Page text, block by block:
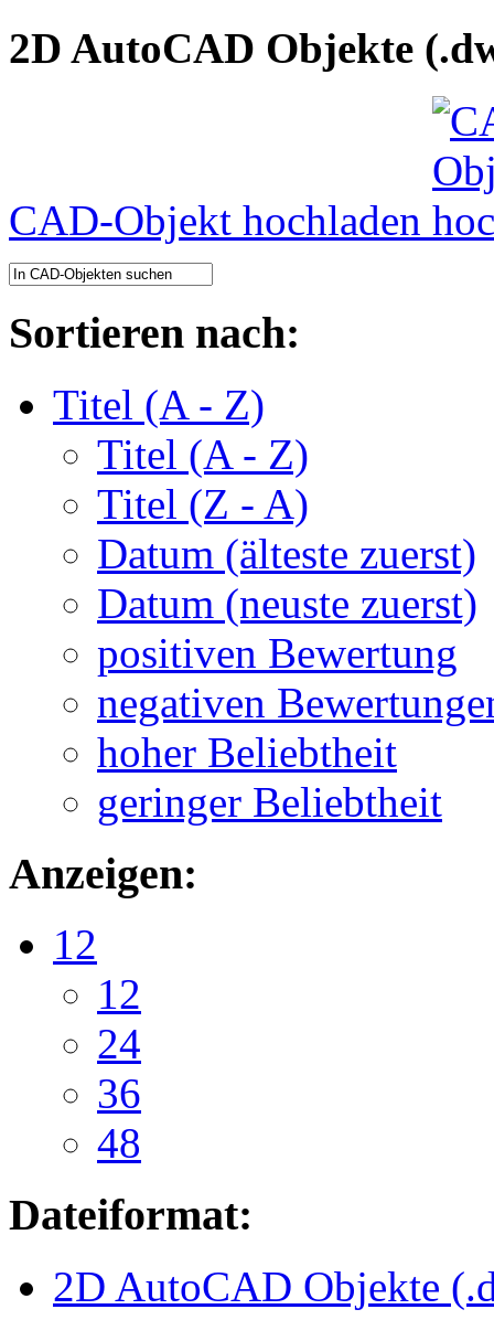
2D AutoCAD Objekte
CAD-Objekt hochladen
Sortieren nach:
Titel (A - Z)
Titel (A - Z)
Titel (Z - A)
Datum (älteste zuerst)
Datum (neuste zuerst)
positiven Bewertung
negativen
hoher Beliebtheit
geringer Beliebtheit
Anzeigen:
12
12
24
36
48
Dateiformat:
2D AutoCAD Objekte